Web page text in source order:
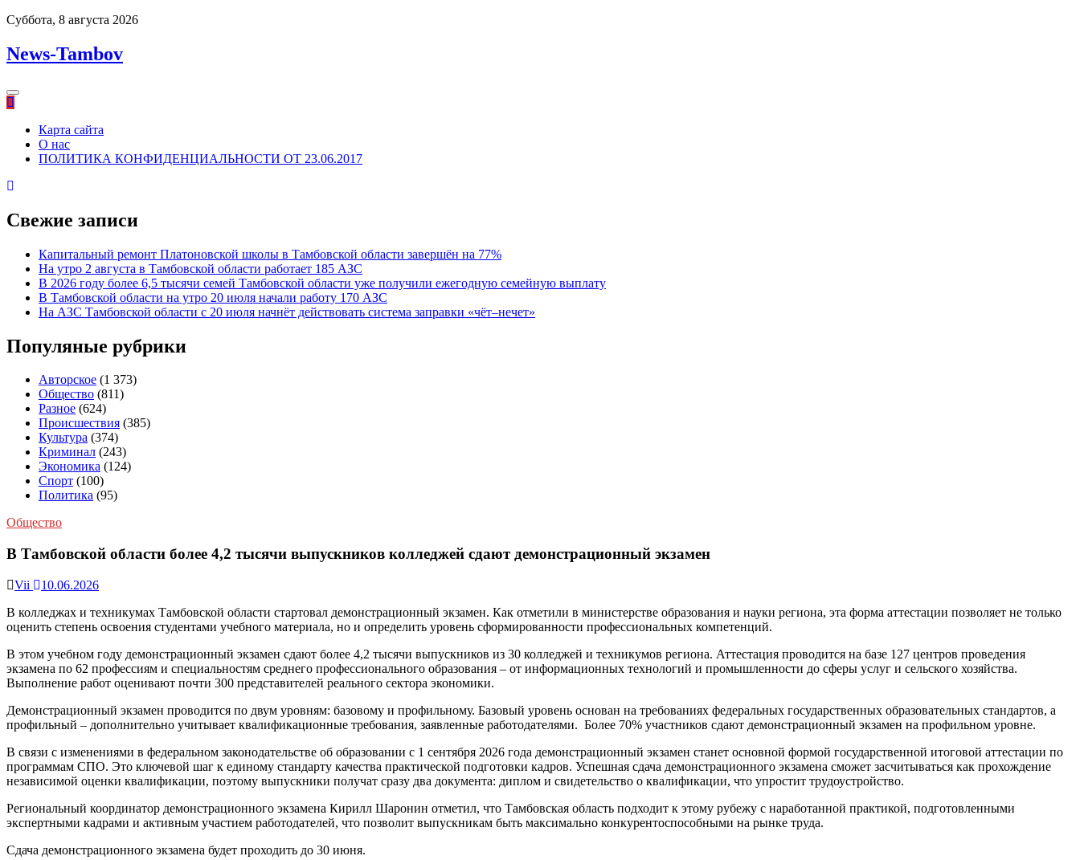
Перейти
содержимому
Суббота, 8 августа 2026
News-Tambov
Карта сайта
О нас
ПОЛИТИКА КОНФИДЕНЦИАЛЬНОСТИ ОТ 23.06.2017
Свежие записи
Капитальный ремонт Платоновской школы в Тамбовской области завершён на 77%
На утро 2 августа в Тамбовской области работает 185 АЗС
В 2026 году более 6,5 тысячи семей Тамбовской области уже получили ежегодную семейную выплату
В Тамбовской области на утро 20 июля начали работу 170 АЗС
На АЗС Тамбовской области с 20 июля начнёт действовать система заправки «чёт–нечет»
Популяные рубрики
Авторское (1 373)
Общество (811)
Разное (624)
Происшествия (385)
Культура (374)
Криминал (243)
Экономика (124)
Спорт (100)
Политика (95)
Общество
В Тамбовской области более 4,2 тысячи выпускников колледжей сдают демонстрационный экзамен
Vii
10.06.2026
В колледжах и техникумах Тамбовской области стартовал демонстрационный экзамен. Как отметили в министерстве образования и науки региона, эта форма аттестации позволяет не только
оценить степень освоения студентами учебного материала, но и определить уровень сформированности профессиональных компетенций.
В этом учебном году демонстрационный экзамен сдают более 4,2 тысячи выпускников из 30 колледжей и техникумов региона. Аттестация проводится на базе 127 центров проведения
экзамена по 62 профессиям и специальностям среднего профессионального образования – от информационных технологий и промышленности до сферы услуг и сельского хозяйства.
Выполнение работ оценивают почти 300 представителей реального сектора экономики.
Демонстрационный экзамен проводится по двум уровням: базовому и профильному. Базовый уровень основан на требованиях федеральных государственных образовательных стандартов, а
профильный – дополнительно учитывает квалификационные требования, заявленные работодателями. Более 70% участников сдают демонстрационный экзамен на профильном уровне.
В связи с изменениями в федеральном законодательстве об образовании с 1 сентября 2026 года демонстрационный экзамен станет основной формой государственной итоговой аттестации по
программам СПО. Это ключевой шаг к единому стандарту качества практической подготовки кадров. Успешная сдача демонстрационного экзамена сможет засчитываться как прохождение
независимой оценки квалификации, поэтому выпускники получат сразу два документа: диплом и свидетельство о квалификации, что упростит трудоустройство.
Региональный координатор демонстрационного экзамена Кирилл Шаронин отметил, что Тамбовская область подходит к этому рубежу с наработанной практикой, подготовленными
экспертными кадрами и активным участием работодателей, что позволит выпускникам быть максимально конкурентоспособными на рынке труда.
Сдача демонстрационного экзамена будет проходить до 30 июня.